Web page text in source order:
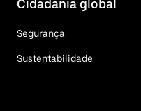
Cidadania global
Segurança
Sustentabilidade